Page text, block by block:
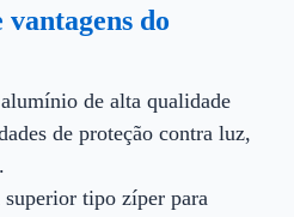
do
de alta qualidade
de proteção contra luz,
tipo zíper para